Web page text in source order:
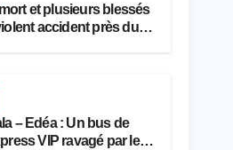
et plusieurs blessés
accident près du
– Edéa : Un bus de
VIP ravagé par les